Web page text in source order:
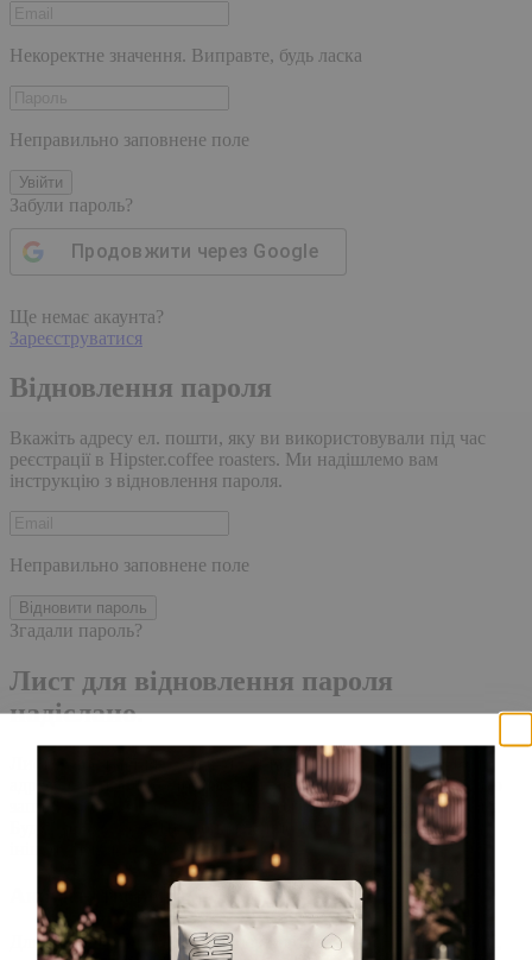
Некоректне значення. Виправте, будь ласка
Неправильно заповнене поле
Увійти
Забули пароль?
Продовжити через Google
Ще немає акаунта?
Зареєструватися
Відновлення пароля
Вкажіть адресу ел. пошти, яку ви використовували під час
реєстрації в Hipster.coffee roasters. Ми надішлемо вам
інструкцію з відновлення пароля.
Неправильно заповнене поле
Відновити пароль
Згадали пароль?
Лист для відновлення пароля
надіслано.
Лист із посиланням для скидання пароля було надіслано на
адресу електронної пошти, прив'язану до вашого облікового
запису, доставка повідомлення може зайняти кілька хвилин.
Будь ласка, зачекайте щонайменше 10 хвилин, перш ніж
ініціювати ще один запит.
Акаунт створено
Для завершення реєстрації, перейдіть за посиланням у листі,